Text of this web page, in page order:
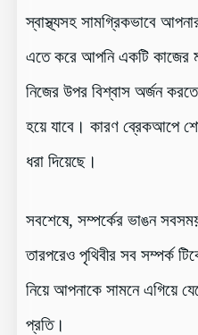
স্বাস্থ্যসহ সামগ্রিকভাবে
এতে করে আপনি একটি কাজের
নিজের উপর বিশ্বাস অর্জন
হয়ে যাবে। কারণ ব্রেকআপে
ধরা দিয়েছে।
সবশেষে, সম্পর্কের ভাঙন
তারপরেও পৃথিবীর সব সম্পর্ক
নিয়ে আপনাকে সামনে এগিয়ে
প্রতি।